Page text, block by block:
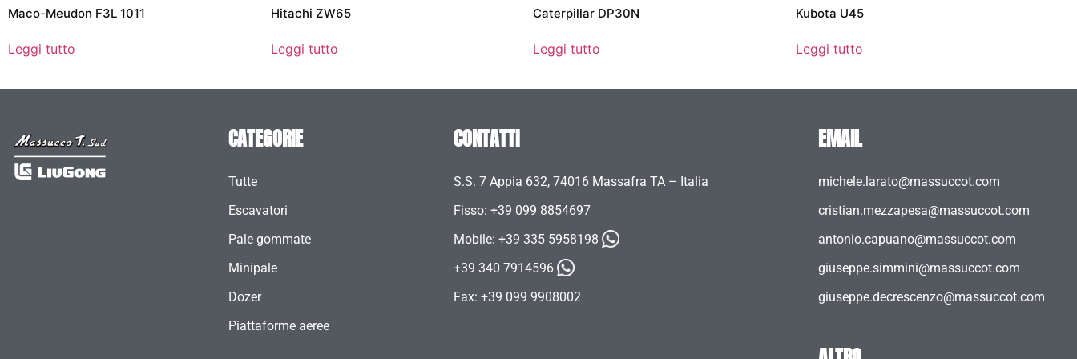
Maco-Meudon F3L 1011
Leggi tutto
Hitachi ZW65
Leggi tutto
Caterpillar DP30N
Leggi tutto
Kubota U45
Leggi tutto
CATEGORIE
Tutte
Escavatori
Pale gommate
Minipale
Dozer
Piattaforme aeree
CONTATTI
S.S. 7 Appia 632, 74016 Massafra TA – Italia
Fisso: +39 099 8854697
Mobile: +39 335 5958198
+39 340 7914596
Fax: +39 099 9908002
EMAIL
michele.larato@massuccot.com
cristian.mezzapesa@massuccot.com
antonio.capuano@massuccot.com
giuseppe.simmini@massuccot.com
giuseppe.decrescenzo@massuccot.com